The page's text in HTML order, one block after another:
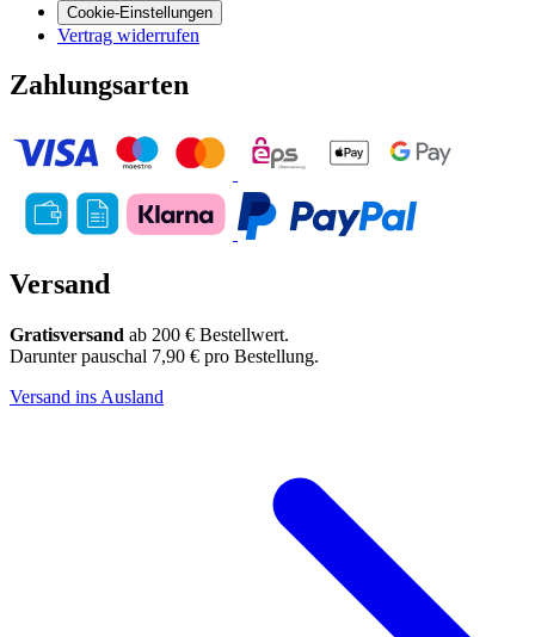
Cookie-Einstellungen
Vertrag widerrufen
Zahlungsarten
Versand
Gratisversand ab 200 € Bestellwert.
Darunter pauschal 7,90 € pro Bestellung.
Versand ins Ausland